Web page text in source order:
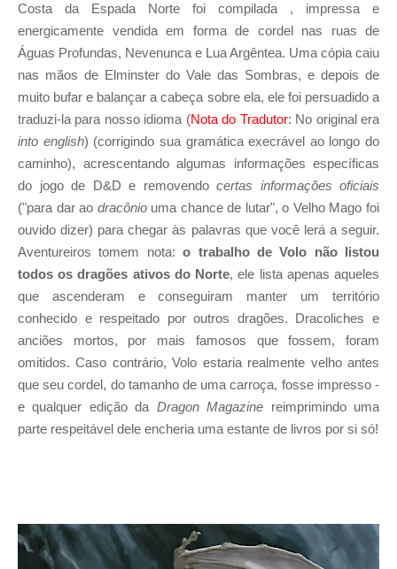
Costa da Espada Norte foi compilada , impressa e
energicamente vendida em forma de cordel nas ruas de
Águas Profundas, Nevenunca e Lua Argêntea. Uma cópia caiu
nas mãos de Elminster do Vale das Sombras, e depois de
muito bufar e balançar a cabeça sobre ela, ele foi persuadido a
traduzi-la para nosso idioma (Nota do Tradutor: No original era
into english) (corrigindo sua gramática execrável ao longo do
caminho), acrescentando algumas informações específicas
do jogo de D&D e removendo certas informações oficiais
("para dar ao dracôniouma chance de lutar", o Velho Mago foi
ouvido dizer) para chegar às palavras que você lerá a seguir.
Aventureiros tomem nota:o trabalho de Volo não listou
todos os dragões ativos do Norte, ele lista apenas aqueles
que ascenderam e conseguiram manter um território
conhecido e respeitado por outros dragões. Dracoliches e
anciões mortos, por mais famosos que fossem, foram
omitidos. Caso contrário, Volo estaria realmente velho antes
que seu cordel, do tamanho de uma carroça, fosse impresso -
e qualquer edição da Dragon Magazine reimprimindo uma
parte respeitável dele encheria uma estante de livros por si só!